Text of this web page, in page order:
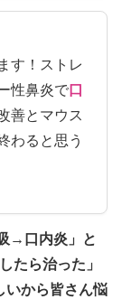
す！ストレ
性鼻炎で口
善とマウス
わると思う
→口内炎」と
たら治った」
いから皆さん悩